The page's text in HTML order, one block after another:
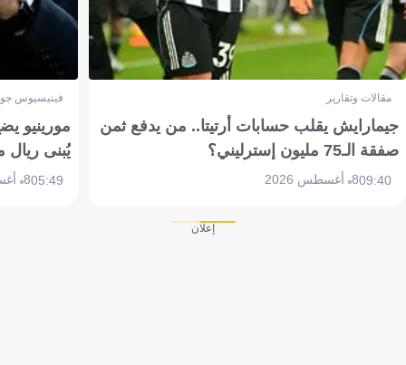
مقالات وتقارير
جيمارايش يقلب حسابات أرتيتا.. من يدفع ثمن
صفقة الـ75 مليون إسترليني؟
09:408 أغسطس 2026
فينيسيوس
مورينيو
يُبنى ريال
05:498 أغسطس 2026
إعلان